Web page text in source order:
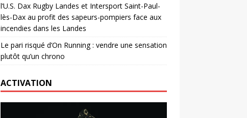
l’U.S. Dax Rugby Landes et Intersport Saint-Paul-
lès-Dax au profit des sapeurs-pompiers face aux
incendies dans les Landes
Le pari risqué d’On Running : vendre une sensation
plutôt qu’un chrono
ACTIVATION